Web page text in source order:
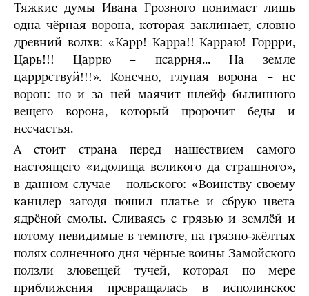
Тяжкие думы Ивана Грозного понимает лишь
одна чёрная ворона, которая заклинает, словно
древний волхв: «Карр! Карра!! Карраю! Горрри,
Царь!!! Царрю – псаррня... На земле
царррствуй!!!». Конечно, глупая ворона – не
ворон: но и за ней маячит шлейф былинного
вещего ворона, который пророчит беды и
несчастья.
А стоит страна перед нашествием самого
настоящего «идолища великого да страшного»,
в данном случае – польского: «Воинству своему
канцлер загодя пошил платье и сбрую цвета
ядрёной смолы. Сливаясь с грязью и землёй и
потому невидимые в темноте, на грязно-жёлтых
полях солнечного дня чёрные воины Замойского
ползли зловещей тучей, которая по мере
приближения превращалась в исполинское